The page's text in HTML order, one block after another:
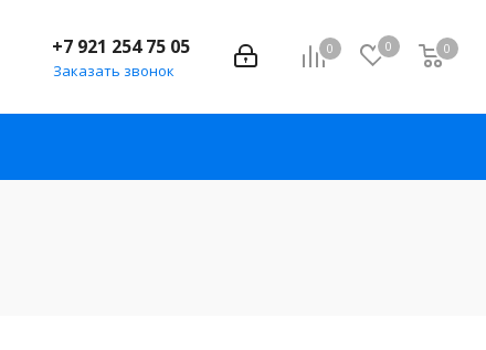
0 0 0
+7 921 254 75 05
Заказать звонок